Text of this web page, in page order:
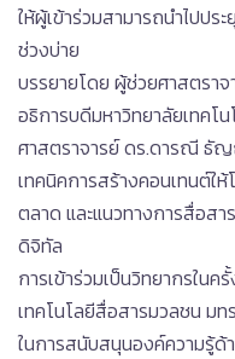
ให้ผู้เข้าร่วมสามารถนำไปปร
ช่วงบ่าย
บรรยายโดย ผู้ช่วยศาสตรา
อธิการบดีมหาวิทยาลัยเทคโ
ศาสตราจารย์ ดร.ดารณี ธั
เทคนิคการสร้างคอนเทนต์ใ
ตลาด และแนวทางการสื่อส
ดิจิทัล
การเข้าร่วมเป็นวิทยากรใน
เทคโนโลยีสื่อสารมวลชน มท
ในการสนับสนุนองค์ความรู้ด้